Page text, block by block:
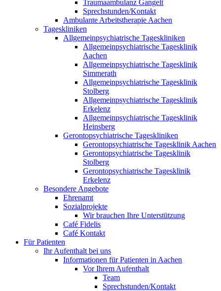
Traumaambulanz Gangelt
Sprechstunden/Kontakt
Ambulante Arbeitstherapie Aachen
Tageskliniken
Allgemeinpsychiatrische Tageskliniken
Allgemeinpsychiatrische Tagesklinik
Aachen
Allgemeinpsychiatrische Tagesklinik
Simmerath
Allgemeinpsychiatrische Tagesklinik
Stolberg
Allgemeinpsychiatrische Tagesklinik
Erkelenz
Allgemeinpsychiatrische Tagesklinik
Heinsberg
Gerontopsychiatrische Tageskliniken
Gerontopsychiatrische Tagesklinik Aachen
Gerontopsychiatrische Tagesklinik
Stolberg
Gerontopsychiatrische Tagesklinik
Erkelenz
Besondere Angebote
Ehrenamt
Sozialprojekte
Wir brauchen Ihre Unterstützung
Café Fidelis
Café Kontakt
Für Patienten
Ihr Aufenthalt bei uns
Informationen für Patienten in Aachen
Vor Ihrem Aufenthalt
Team
Sprechstunden/Kontakt